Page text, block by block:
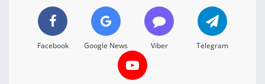
Facebook Google News Viber Telegram